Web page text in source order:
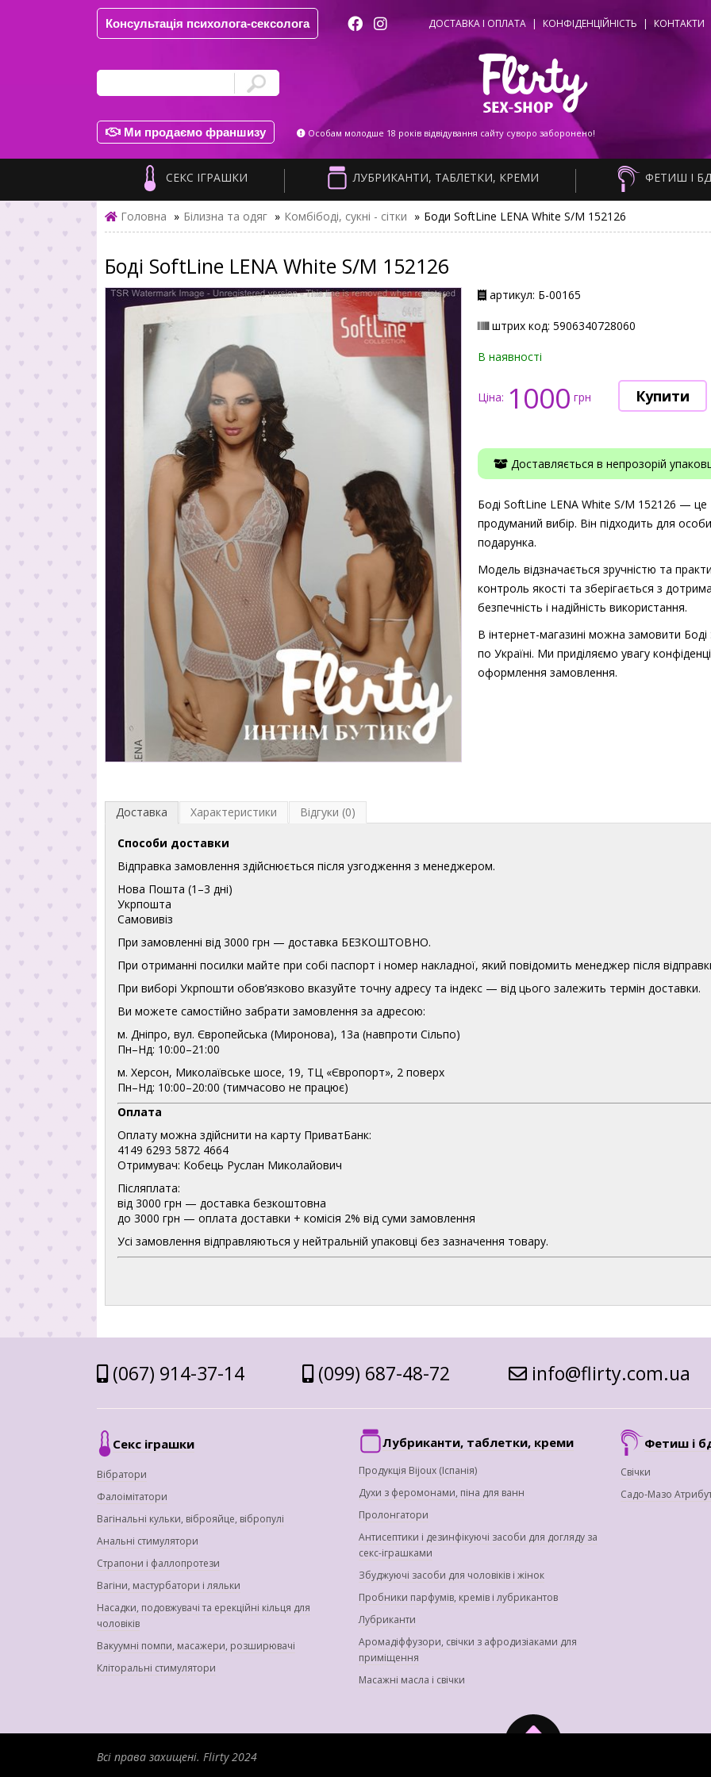
Консультація психолога-сексолога ДОСТАВКА І ОПЛАТА | КОНФІДЕНЦІЙНІСТЬ | КОНТАКТИ
Ми продаємо франшизу Особам молодше 18 років відвідування сайту суворо заборонено!
СЕКС ІГРАШКИ ЛУБРИКАНТИ, ТАБЛЕТКИ, КРЕМИ ФЕТИШ І
Головна » Білизна та одяг » Комбібоді, сукні - сітки » Боди SoftLine LENA White S/M 152126
Боді SoftLine LENA White S/M 152126
артикул: Б-00165
штрих код: 5906340728060
В наявності
Ціна: 1000 грн
Доставляється в непрозорій
Боді SoftLine LENA White S/M 152126 — це
продуманий вибір. Він підходить для
подарунка.
Модель відзначається зручністю та
контроль якості та зберігається з
безпечність і надійність використання.
В інтернет-магазині можна замовити
по Україні. Ми приділяємо увагу
оформлення замовлення.
Доставка Характеристики Відгуки (0)
Способи доставки
Відправка замовлення здійснюється після узгодження з менеджером.
Нова Пошта (1–3 дні)
Укрпошта
Самовивіз
При замовленні від 3000 грн — доставка БЕЗКОШТОВНО.
При отриманні посилки майте при собі паспорт і номер накладної, який повідомить менеджер після
При виборі Укрпошти обов’язково вказуйте точну адресу та індекс — від цього залежить термін доставки.
Ви можете самостійно забрати замовлення за адресою:
м. Дніпро, вул. Європейська (Миронова), 13а (навпроти Сільпо)
Пн–Нд: 10:00–21:00
м. Херсон, Миколаївське шосе, 19, ТЦ «Європорт», 2 поверх
Пн–Нд: 10:00–20:00 (тимчасово не працює)
Оплата
Оплату можна здійснити на карту ПриватБанк:
4149 6293 5872 4664
Отримувач: Кобець Руслан Миколайович
Післяплата:
від 3000 грн — доставка безкоштовна
до 3000 грн — оплата доставки + комісія 2% від суми замовлення
Усі замовлення відправляються у нейтральній упаковці без зазначення товару.
(067) 914-37-14 (099) 687-48-72 info@flirty.com.ua
Секс іграшки
Вібратори
Фалоімітатори
Вагінальні кульки, віброяйце, вібропулі
Анальні стимулятори
Страпони і фаллопротези
Вагіни, мастурбатори і ляльки
Насадки, подовжувачі та ерекційні кільця для
чоловіків
Вакуумні помпи, масажери, розширювачі
Кліторальні стимулятори
Лубриканти, таблетки, креми
Продукція Bijoux (Іспанія)
Духи з феромонами, піна для ванн
Пролонгатори
Антисептики і дезинфікуючі засоби для догляду за
секс-іграшками
Збуджуючі засоби для чоловіків і жінок
Пробники парфумів, кремів і лубрикантов
Лубриканти
Аромадіффузори, свічки з афродизіаками для
приміщення
Масажні масла і свічки
Фетиш і
Свічки
Садо-Мазо
Всі права захищені. Flirty 2024